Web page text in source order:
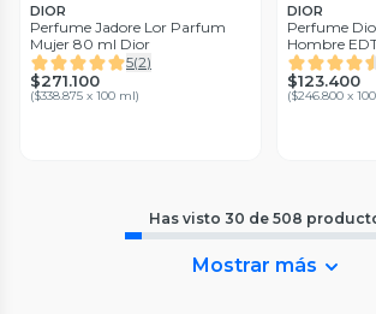
DIOR
Perfume Jadore Lor Parfum
Mujer 80 ml Dior
5(2)
$271.100
($338.875 x 100 ml)
DIOR
Perfume
Hombre
$123.400
($246.800 x
Has visto 30 de 508
Mostrar más